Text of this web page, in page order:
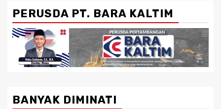
PERUSDA PT. BARA KALTIM
BANYAK DIMINATI